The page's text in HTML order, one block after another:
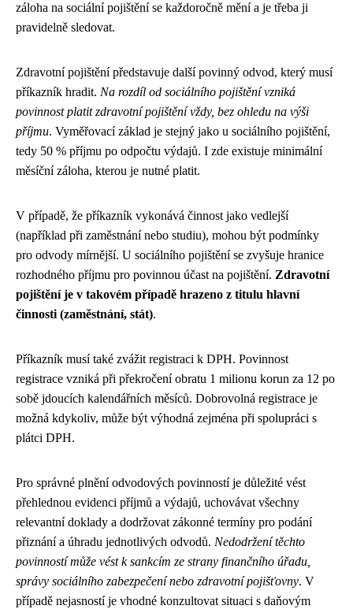
záloha na sociální pojištění se každoročně mění a je třeba ji
pravidelně sledovat.
Zdravotní pojištění představuje další povinný odvod, který musí
příkazník hradit. Na rozdíl od sociálního pojištění vzniká
povinnost platit zdravotní pojištění vždy, bez ohledu na výši
příjmu. Vyměřovací základ je stejný jako u sociálního pojištění,
tedy 50 % příjmu po odpočtu výdajů. I zde existuje minimální
měsíční záloha, kterou je nutné platit.
V případě, že příkazník vykonává činnost jako vedlejší
(například při zaměstnání nebo studiu), mohou být podmínky
pro odvody mírnější. U sociálního pojištění se zvyšuje hranice
rozhodného příjmu pro povinnou účast na pojištění. Zdravotní
pojištění je v takovém případě hrazeno z titulu hlavní
činnosti (zaměstnání, stát).
Příkazník musí také zvážit registraci k DPH. Povinnost
registrace vzniká při překročení obratu 1 milionu korun za 12 po
sobě jdoucích kalendářních měsíců. Dobrovolná registrace je
možná kdykoliv, může být výhodná zejména při spolupráci s
plátci DPH.
Pro správné plnění odvodových povinností je důležité vést
přehlednou evidenci příjmů a výdajů, uchovávat všechny
relevantní doklady a dodržovat zákonné termíny pro podání
přiznání a úhradu jednotlivých odvodů. Nedodržení těchto
povinností může vést k sankcím ze strany finančního úřadu,
správy sociálního zabezpečení nebo zdravotní pojišťovny. V
případě nejasností je vhodné konzultovat situaci s daňovým